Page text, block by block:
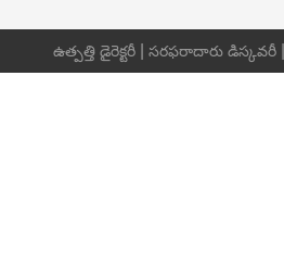
ఉత్పత్తి డైరెక్టరీ సరఫరాదారు డిస్కవరీ